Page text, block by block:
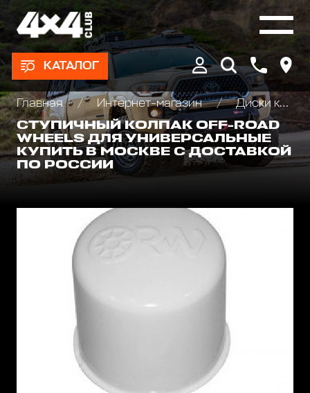
КАТАЛОГ
Главная Интернет-магазин
Диски колёсные, Проставки для изменения вылета
СТУПИЧНЫЙ КОЛПАК OFF-ROAD
WHEELS ДЛЯ УНИВЕРСАЛЬНЫЕ
КУПИТЬ В МОСКВЕ С ДОСТАВКОЙ
ПО РОССИИ